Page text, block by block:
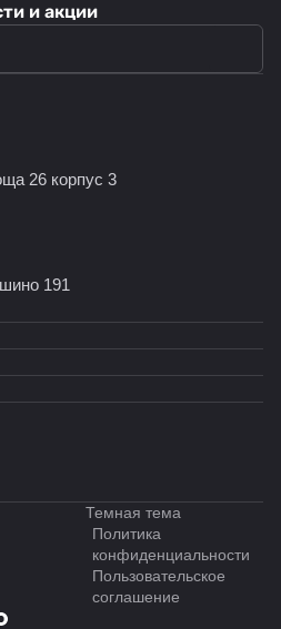
и акции
26 корпус 3
191
Темная тема
Политика
конфиденциальности
Пользовательское
соглашение